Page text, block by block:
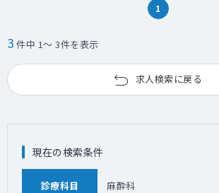
1
3 件中 1～ 3件を表示
求人検索に戻る
現在の検索条件
診療科目 麻酔科